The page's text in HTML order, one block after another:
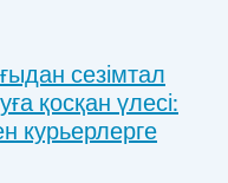
сезімтал
қосқан үлесі:
курьерлерге